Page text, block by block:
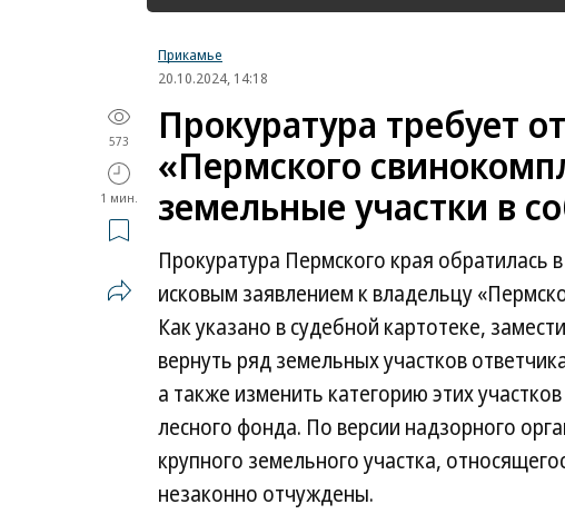
Прикамье
20.10.2024, 14:18
573
1 мин.
Прокуратура требует
«Пермского
земельные участки в
Прокуратура Пермского края обратилась
исковым заявлением к владельцу
Как указано в судебной картотеке,
вернуть ряд земельных участков
а также изменить категорию этих
лесного фонда. По версии надзорного
крупного земельного участка,
незаконно отчуждены.